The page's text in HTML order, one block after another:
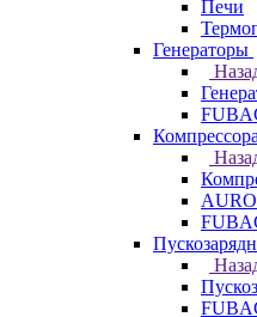
Печи
Генераторы
Компрессора